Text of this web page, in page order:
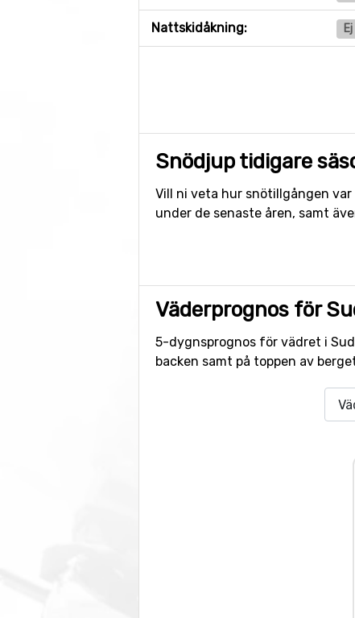
Nattskidåkning:
Snödjup tidigare
Vill ni veta hur snötillgången
under de senaste åren, samt
Väderprognos för
5-dygnsprognos för vädret i
backen samt på toppen av